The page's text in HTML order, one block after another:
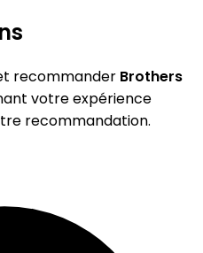
recommander Brothers
votre expérience
recommandation.